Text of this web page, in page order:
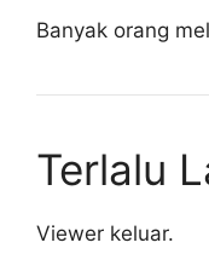
Banyak orang
Terlalu
Viewer keluar.